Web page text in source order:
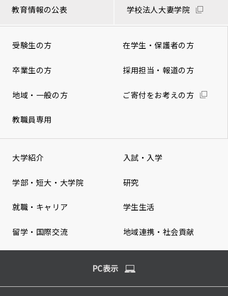
教育情報の公表 学校法人大妻学院
受験生の方 在学生・保護者の方
卒業生の方 採用担当・報道の方
地域・一般の方 ご寄付をお考えの方
教職員専用
大学紹介 入試・入学
学部・短大・大学院 研究
就職・キャリア 学生生活
留学・国際交流 地域連携・社会貢献
PC表示